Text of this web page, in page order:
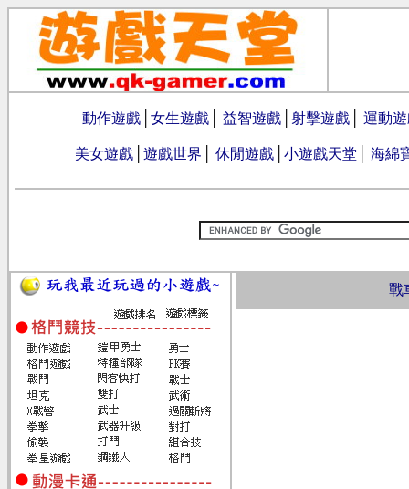
動作遊戲 女生遊戲 益智遊戲 射擊遊戲 運動
美女遊戲 遊戲世界 休閒遊戲 小遊戲天堂 海綿
戰